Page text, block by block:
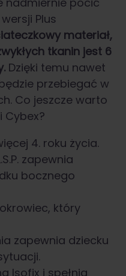
Plus
materiał,
tkanin jest 6
Dzięki temu nawet
przebiegać w
Co jeszcze warto
Cybex?
4. roku życia.
zapewnia
bocznego
który
zapewnia dziecku
Isofix i spełnia